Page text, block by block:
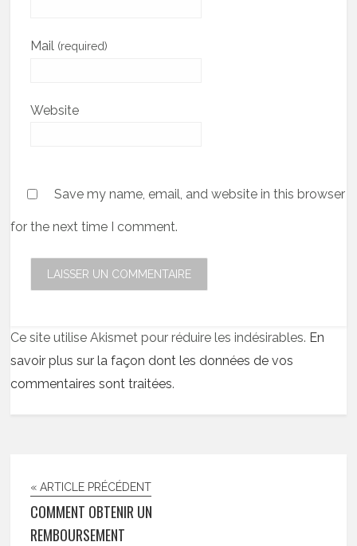
Mail (required)
Website
Save my name, email, and website in this browser
for the next time I comment.
Ce site utilise Akismet pour réduire les indésirables. En
savoir plus sur la façon dont les données de vos
commentaires sont traitées.
« ARTICLE PRÉCÉDENT
COMMENT OBTENIR UN
REMBOURSEMENT